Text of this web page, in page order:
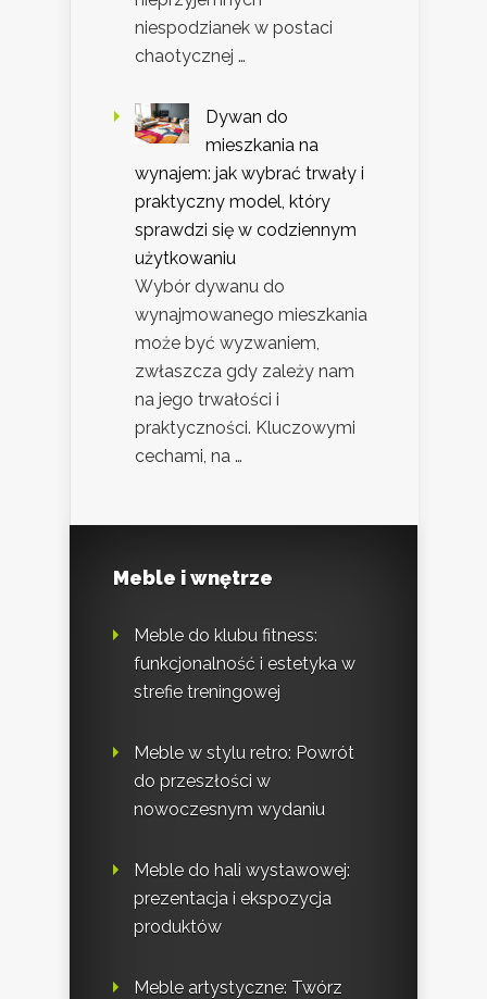
niespodzianek w postaci
chaotycznej …
Dywan do
mieszkania na
wynajem: jak wybrać trwały i
praktyczny model, który
sprawdzi się w codziennym
użytkowaniu
Wybór dywanu do
wynajmowanego mieszkania
może być wyzwaniem,
zwłaszcza gdy zależy nam
na jego trwałości i
praktyczności. Kluczowymi
cechami, na …
Meble i wnętrze
Meble do klubu fitness:
funkcjonalność i estetyka w
strefie treningowej
Meble w stylu retro: Powrót
do przeszłości w
nowoczesnym wydaniu
Meble do hali wystawowej:
prezentacja i ekspozycja
produktów
Meble artystyczne: Twórz